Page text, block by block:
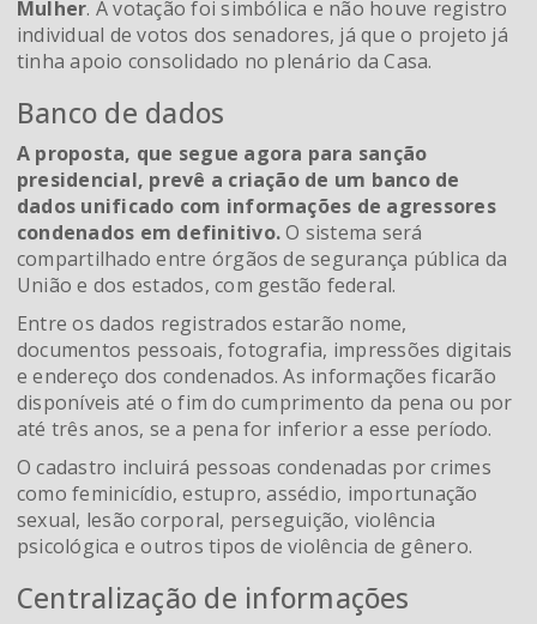
Mulher. A votação foi simbólica e não houve registro
individual de votos dos senadores, já que o projeto já
tinha apoio consolidado no plenário da Casa.
Banco de dados
A proposta, que segue agora para sanção
presidencial, prevê a criação de um banco de
dados unificado com informações de agressores
condenados em definitivo.O sistema será
compartilhado entre órgãos de segurança pública da
União e dos estados, com gestão federal.
Entre os dados registrados estarão nome,
documentos pessoais, fotografia, impressões digitais
e endereço dos condenados. As informações ficarão
disponíveis até o fim do cumprimento da pena ou por
até três anos, se a pena for inferior a esse período.
O cadastro incluirá pessoas condenadas por crimes
como feminicídio, estupro, assédio, importunação
sexual, lesão corporal, perseguição, violência
psicológica e outros tipos de violência de gênero.
Centralização de informações